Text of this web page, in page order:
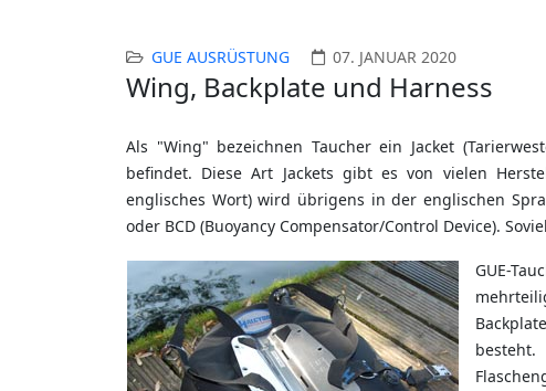
GUE AUSRÜSTUNG 07. JANUAR 2020
Wing, Backplate und Harness
Als "Wing" bezeichnen Taucher ein Jacket
befindet. Diese Art Jackets gibt es von vielen
englisches Wort) wird übrigens in der englischen
oder BCD (Buoyancy Compensator/Control Device).
GUE-